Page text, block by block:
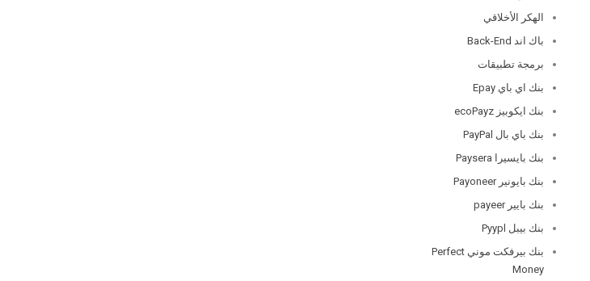
الهكر الأخلاقي
باك اند Back-End
برمجة تطبيقات
بنك اي باي Epay
بنك ايكوبيز ecoPayz
بنك باي بال PayPal
بنك بايسيرا Paysera
بنك بايونير Payoneer
بنك بايير payeer
بنك بيبل Pyypl
بنك بيرفكت موني Perfect
Money